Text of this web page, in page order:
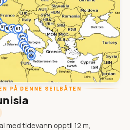
PÅ DENNE SEILBÅTEN
med tidevann opptil 12 m,